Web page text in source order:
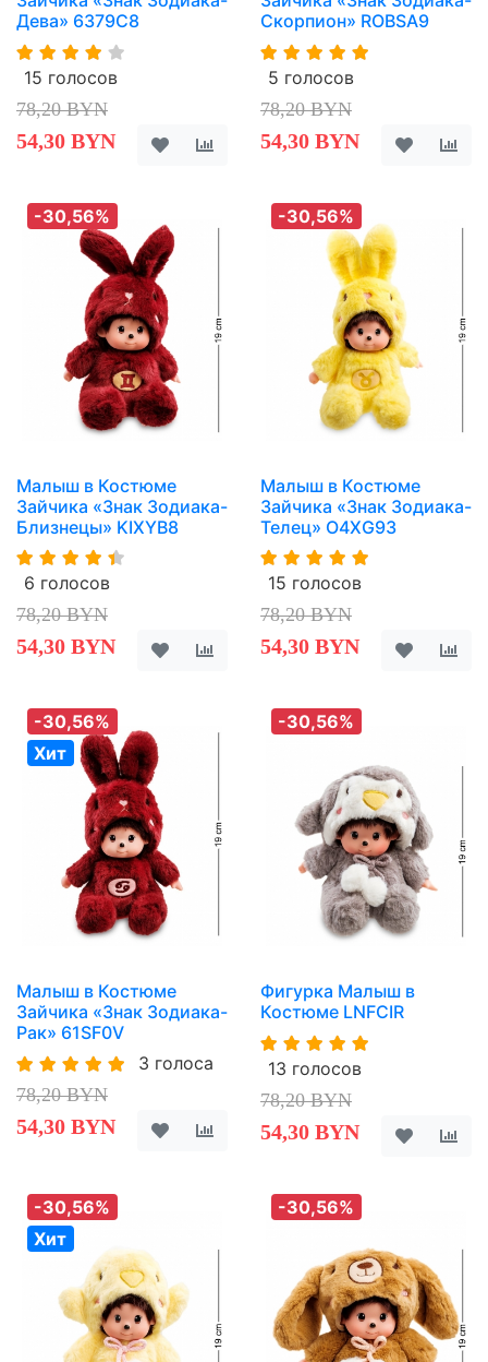
Дева» 6379C8
15 голосов
78,20 BYN
54,30 BYN
Скорпион» ROBSA9
5 голосов
78,20 BYN
54,30 BYN
-30,56%
Малыш в Костюме
Зайчика «Знак Зодиака-
Близнецы» KIXYB8
6 голосов
78,20 BYN
54,30 BYN
-30,56%
Малыш в Костюме
Зайчика «Знак Зодиака-
Телец» O4XG93
15 голосов
78,20 BYN
54,30 BYN
-30,56%
Хит
Малыш в Костюме
Зайчика «Знак Зодиака-
Рак» 61SF0V
3 голоса
78,20 BYN
54,30 BYN
-30,56%
Фигурка Малыш в
Костюме LNFCIR
13 голосов
78,20 BYN
54,30 BYN
-30,56%
Хит
-30,56%